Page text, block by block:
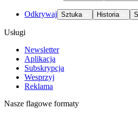
Odkrywaj Sztuka Historia
Usługi
Newsletter
Aplikacja
Subskrypcja
Wesprzyj
Reklama
Nasze flagowe formaty